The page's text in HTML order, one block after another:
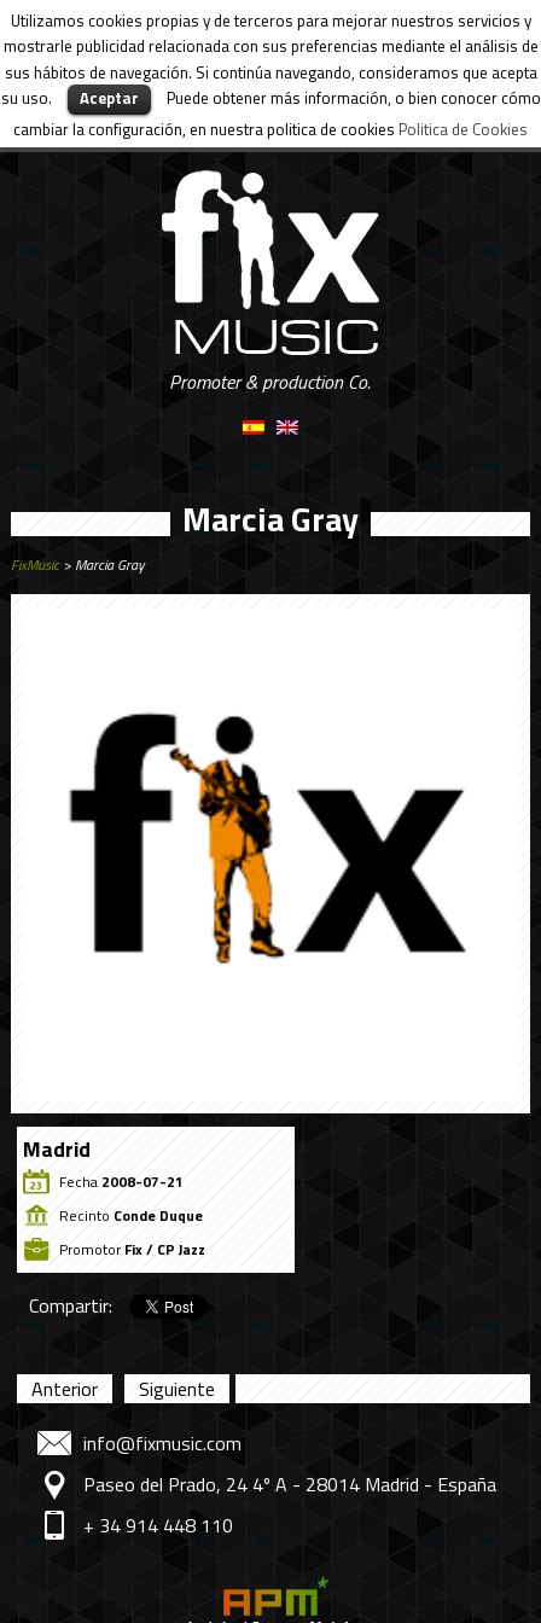
Utilizamos cookies propias y de terceros para mejorar nuestros servicios y
mostrarle publicidad relacionada con sus preferencias mediante el análisis de
sus hábitos de navegación. Si continúa navegando, consideramos que acepta
su uso.
Aceptar
Puede obtener más información, o bien conocer cómo
cambiar la configuración, en nuestra politica de cookies Politica de Cookies
Promoter & production Co.
Marcia Gray
FixMusic> Marcia Gray
Madrid
Fecha 2008-07-21
Recinto Conde Duque
PromotorFix / CP Jazz
Compartir:
Anterior
Siguiente
info@fixmusic.com
Paseo del Prado, 24 4º A - 28014 Madrid - España
+ 34 914 448 110